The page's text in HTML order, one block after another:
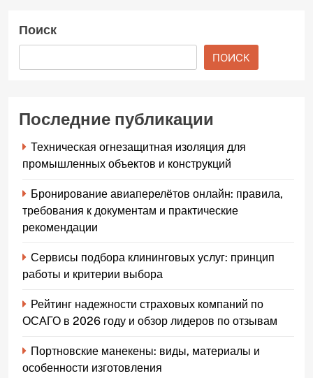
Поиск
ПОИСК
Последние публикации
Техническая огнезащитная изоляция для
промышленных объектов и конструкций
Бронирование авиаперелётов онлайн: правила,
требования к документам и практические
рекомендации
Сервисы подбора клининговых услуг: принцип
работы и критерии выбора
Рейтинг надежности страховых компаний по
ОСАГО в 2026 году и обзор лидеров по отзывам
Портновские манекены: виды, материалы и
особенности изготовления